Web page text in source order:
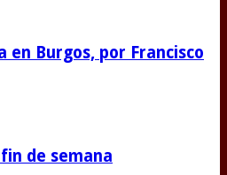
en Burgos, por Francisco
de semana